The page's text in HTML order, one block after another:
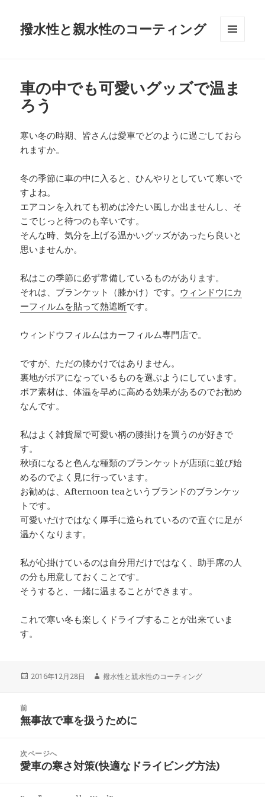
撥水性と親水性のコーティング
車の中でも可愛いグッズで温ま
ろう
寒い冬の時期、皆さんは愛車でどのように過ごしておら
れますか。
冬の季節に車の中に入ると、ひんやりとしていて寒いで
すよね。
エアコンを入れても初めは冷たい風しか出ませんし、そ
こでじっと待つのも辛いです。
そんな時、気分を上げる温かいグッズがあったら良いと
思いませんか。
私はこの季節に必ず常備しているものがあります。
それは、ブランケット（膝かけ）です。 ウィンドウにカ
ーフィルムを貼って熱遮断です。
ウィンドウフィルムはカーフィルム専門店で。
ですが、ただの膝かけではありません。
裏地がボアになっているものを選ぶようにしています。
ボア素材は、体温を早めに高める効果があるのでお勧め
なんです。
私はよく雑貨屋で可愛い柄の膝掛けを買うのが好きで
す。
秋頃になると色んな種類のブランケットが店頭に並び始
めるのでよく見に行っています。
お勧めは、Afternoon teaというブランドのブランケッ
トです。
可愛いだけではなく厚手に造られているので直ぐに足が
温かくなります。
私が心掛けているのは自分用だけではなく、助手席の人
の分も用意しておくことです。
そうすると、一緒に温まることができます。
これで寒い冬も楽しくドライブすることが出来ていま
す。
投
2016年12月28日
作
撥水性と親水性のコーティング
前
前
投
稿:
無事故で車を扱うために
次ページへ
次
投
愛車の寒さ対策(快適なドライビング方法)